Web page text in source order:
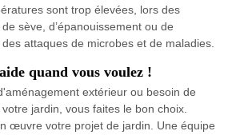
sont trop élevées, lors des
sève, d’épanouissement ou de
attaques de microbes et de maladies.
quand vous voulez !
extérieur ou besoin de
jardin, vous faites le bon choix.
œuvre votre projet de jardin. Une équipe